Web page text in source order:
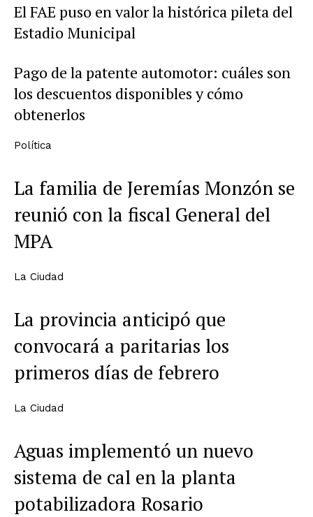
El FAE puso en valor la histórica pileta del
Estadio Municipal
Pago de la patente automotor: cuáles son
los descuentos disponibles y cómo
obtenerlos
Política
La familia de Jeremías Monzón se
reunió con la fiscal General del
MPA
La Ciudad
La provincia anticipó que
convocará a paritarias los
primeros días de febrero
La Ciudad
Aguas implementó un nuevo
sistema de cal en la planta
potabilizadora Rosario